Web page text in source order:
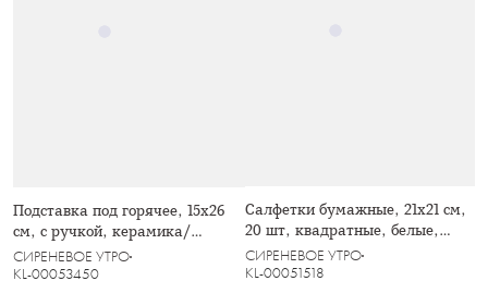
Подставка под горячее, 15x26
см, с ручкой, керамика/
пробка, белая, Сирень, Meadow
СИРЕНЕВОЕ УТРО
KL-00053450
Салфетки бумажные, 21х21 см,
20 шт, квадратные, белые,
Spring time, Meadow
СИРЕНЕВОЕ УТРО
KL-00051518